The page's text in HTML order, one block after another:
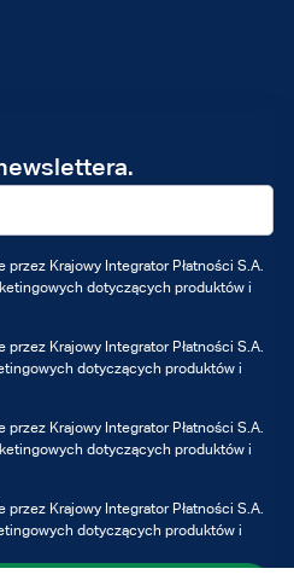
przez Krajowy Integrator Płatności S.A.
dotyczących produktów i
przez Krajowy Integrator Płatności S.A.
dotyczących produktów i
przez Krajowy Integrator Płatności S.A.
dotyczących produktów i
przez Krajowy Integrator Płatności S.A.
dotyczących produktów i